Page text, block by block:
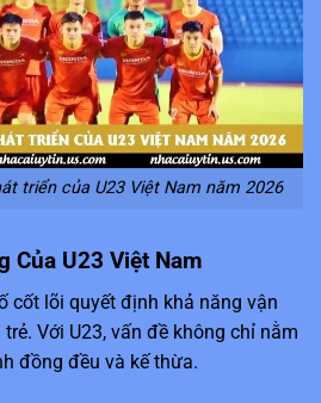
triển của U23 Việt Nam năm 2026
Của U23 Việt Nam
cốt lõi quyết định khả năng vận
Với U23, vấn đề không chỉ nằm
đồng đều và kế thừa.